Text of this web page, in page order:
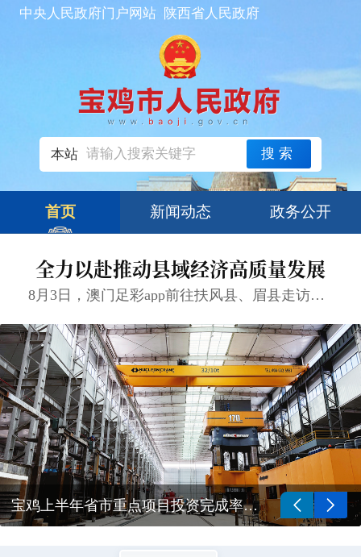
中央人民政府门户网站 陕西省人民政府
本站 搜索
首页 新闻动态 政务公开
全力以赴推动县域经济高质量发展
8月3日，澳门足彩app前往扶风县、眉县走访重点企业并现场办公。他强调，要牢牢把握高质量发展首要任务，坚持创新驱动、服务赋能，持续锻强市场主体、筑牢项目支撑、加快强链壮群，以县域经济提质增效为全市经济稳增...
宝鸡上半年省市重点项目投资完成率均居全省第一